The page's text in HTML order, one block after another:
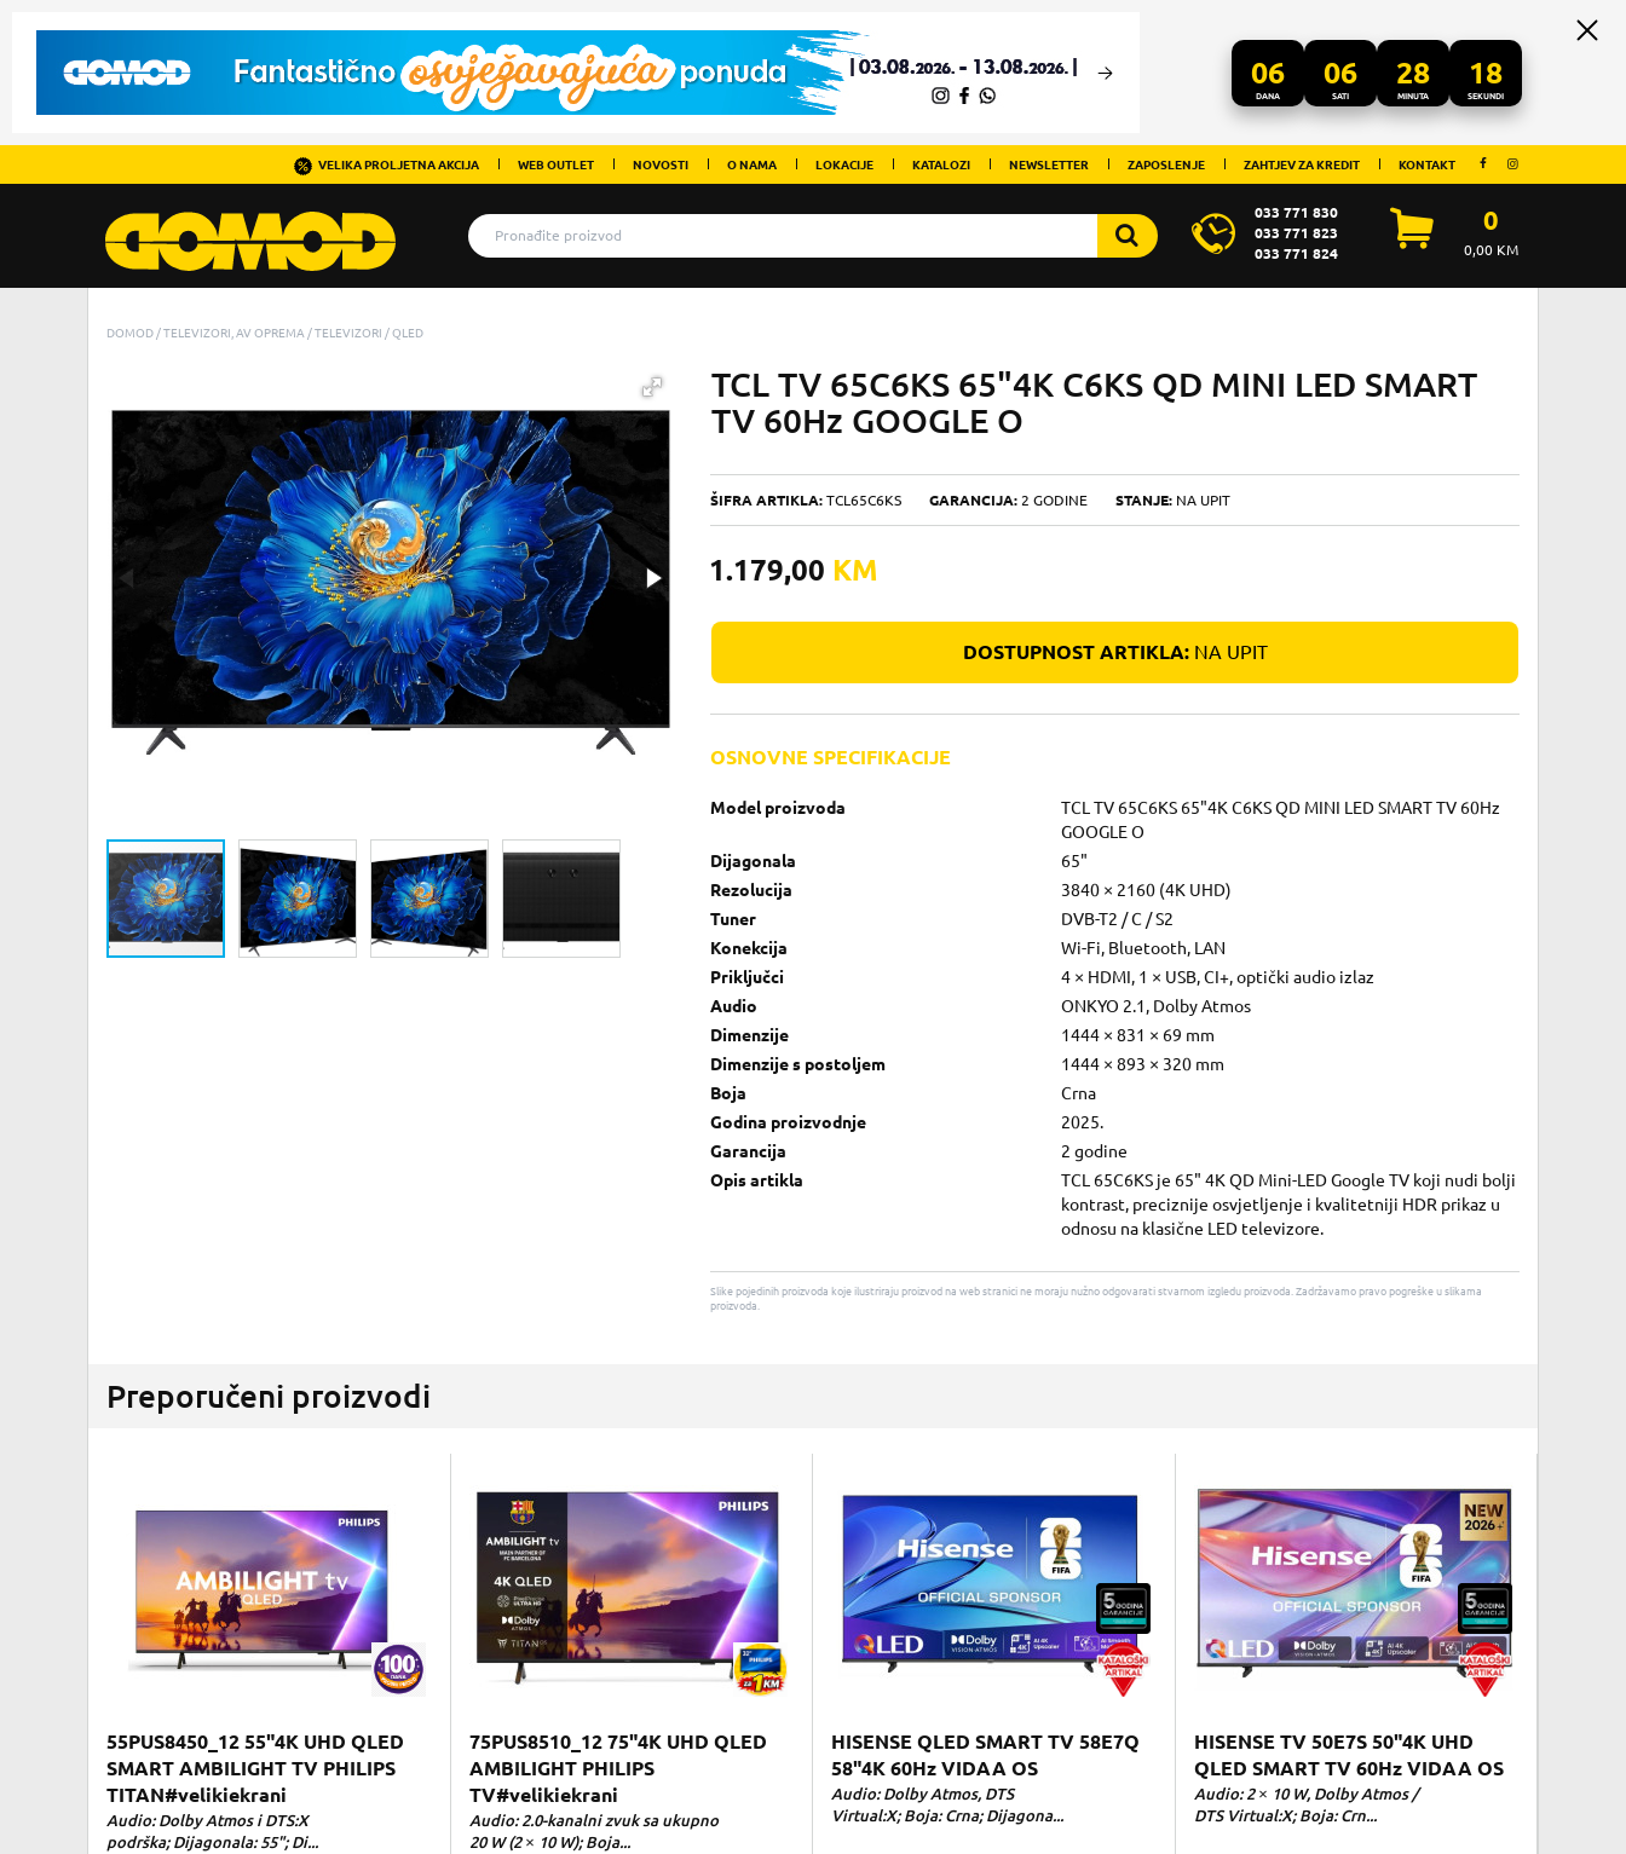
06
DANA
06
SATI
28
MINUTA
18
SEKUNDI
VELIKA PROLJETNA AKCIJA WEB OUTLET NOVOSTI O NAMA LOKACIJE KATALOZI NEWSLETTER ZAPOSLENJE ZAHTJEV ZA KREDIT KONTAKT
033 771 830
033 771 823
033 771 824
0
0,00KM
DOMOD TELEVIZORI, AV OPREMA TELEVIZORI QLED
TCL TV 65C6KS 65"4K C6KS QD MINI LED SMART
TV 60Hz GOOGLE O
ŠIFRA ARTIKLA: TCL65C6KS GARANCIJA: 2 GODINE STANJE: NA UPIT
1.179,00 KM
DOSTUPNOST ARTIKLA:NA UPIT
OSNOVNE SPECIFIKACIJE
Model proizvoda
TCL TV 65C6KS 65"4K C6KS QD MINI LED SMART TV 60Hz
GOOGLE O
Dijagonala
65"
Rezolucija
3840 × 2160 (4K UHD)
Tuner
DVB-T2 / C / S2
Konekcija
Wi-Fi, Bluetooth, LAN
Priključci
4 × HDMI, 1 × USB, CI+, optički audio izlaz
Audio
ONKYO 2.1, Dolby Atmos
Dimenzije
1444 × 831 × 69 mm
Dimenzije s postoljem
1444 × 893 × 320 mm
Boja
Crna
Godina proizvodnje
2025.
Garancija
2 godine
Opis artikla
TCL 65C6KS je 65" 4K QD Mini-LED Google TV koji nudi bolji
kontrast, preciznije osvjetljenje i kvalitetniji HDR prikaz u
odnosu na klasične LED televizore.
Slike pojedinih proizvoda koje ilustriraju proizvod na web stranici ne moraju nužno odgovarati stvarnom izgledu proizvoda. Zadržavamo pravo pogreške u slikama
proizvoda.
Preporučeni proizvodi
55PUS8450_12 55"4K UHD QLED
SMART AMBILIGHT TV PHILIPS
TITAN#velikiekrani
Audio: Dolby Atmos i DTS:X
podrška; Dijagonala: 55"; Di...
75PUS8510_12 75"4K UHD QLED
AMBILIGHT PHILIPS
TV#velikiekrani
Audio: 2.0-kanalni zvuk sa ukupno
20 W (2 × 10 W); Boja...
HISENSE QLED SMART TV 58E7Q
58"4K 60Hz VIDAA OS
Audio: Dolby Atmos, DTS
Virtual:X; Boja: Crna; Dijagona...
HISENSE TV 50E7S 50"4K UHD
QLED SMART TV 60Hz VIDAA OS
Audio: 2 × 10 W, Dolby Atmos /
DTS Virtual:X; Boja: Crn...